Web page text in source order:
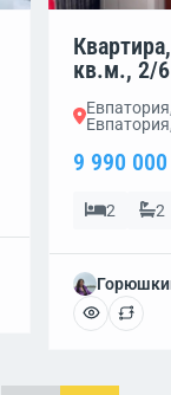
кв.м., 2/
9 990
2 2